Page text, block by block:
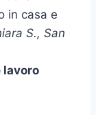
in casa e
S., San
lavoro